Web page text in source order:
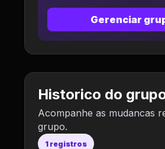
Gerenciar
Historico do
Acompanhe as mudancas
grupo.
1 registros